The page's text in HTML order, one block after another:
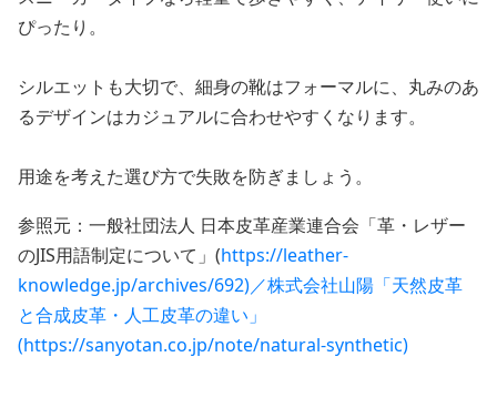
ぴったり。
シルエットも大切で、細身の靴はフォーマルに、丸みのあ
るデザインはカジュアルに合わせやすくなります。
用途を考えた選び方で失敗を防ぎましょう。
参照元：一般社団法人 日本皮革産業連合会「革・レザー
のJIS用語制定について」(https://leather-
knowledge.jp/archives/692)／株式会社山陽「天然皮革
と合成皮革・人工皮革の違い」
(https://sanyotan.co.jp/note/natural-synthetic)